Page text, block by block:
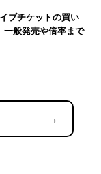
ブチケットの買い
一般発売や倍率まで
→